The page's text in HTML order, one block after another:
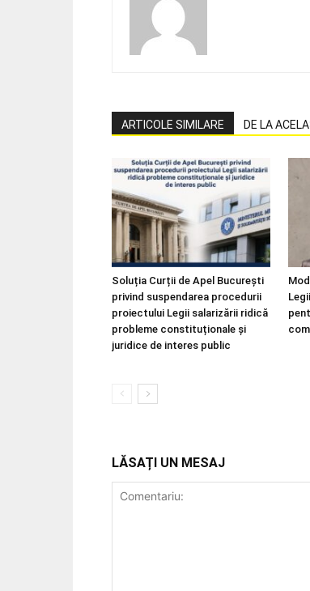
ARTICOLE SIMILARE DE LA
Soluția Curții de Apel București
privind suspendarea procedurii
proiectului Legii salarizării ridică
probleme constituționale și
juridice de interes public
LĂSAȚI UN MESAJ